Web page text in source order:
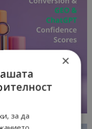
×
за да